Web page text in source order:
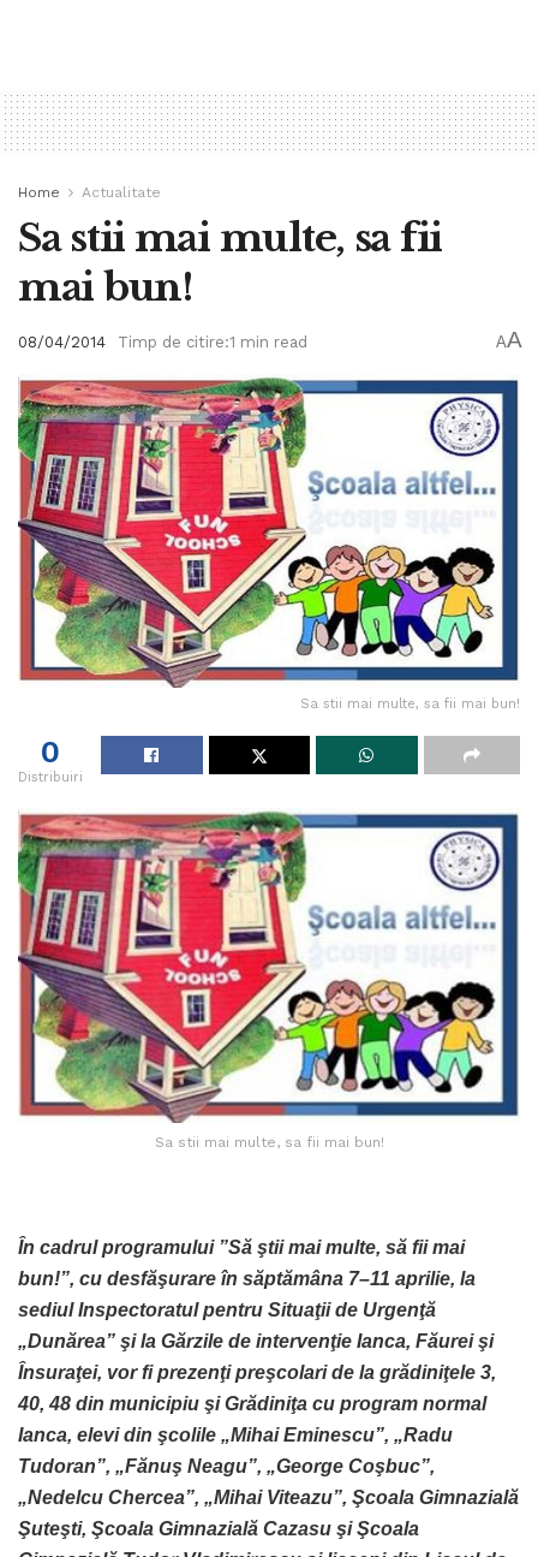
Home Actualitate
Sa stii mai multe, sa fii
mai bun!
08/04/2014 Timp de citire:1 min read AA
Sa stii mai multe, sa fii mai bun!
0
Distribuiri
Sa stii mai multe, sa fii mai bun!
În cadrul programului ”Să ştii mai multe, să fii mai
bun!”, cu desfăşurare în săptămâna 7–11 aprilie, la
sediul Inspectoratul pentru Situaţii de Urgenţă
„Dunărea” şi la Gărzile de intervenţie Ianca, Făurei şi
Însuraţei, vor fi prezenţi preşcolari de la grădiniţele 3,
40, 48 din municipiu şi Grădiniţa cu program normal
Ianca, elevi din şcolile „Mihai Eminescu”, „Radu
Tudoran”, „Fănuş Neagu”, „George Coşbuc”,
„Nedelcu Chercea”, „Mihai Viteazu”, Şcoala Gimnazială
Şuteşti, Şcoala Gimnazială Cazasu şi Şcoala